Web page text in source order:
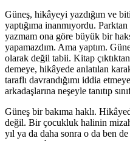
Güneş, hikâyeyi yazdığım ve
yaptığıma inanmıyordu.
yazmam ona göre büyük bir
yapamazdım. Ama yaptım.
olarak değil tabii. Kitap
demeye, hikâyede anlatılan
taraflı davrandığımı iddia
arkadaşlarına neşeyle tanıtıp
Güneş bir bakıma haklı.
değil. Bir çocukluk halinin
yıl ya da daha sonra o da ben